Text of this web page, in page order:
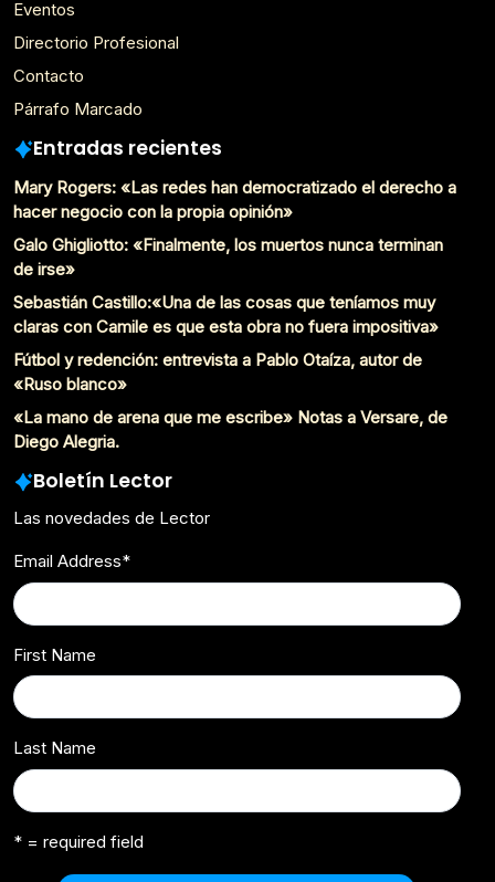
Eventos
Directorio Profesional
Contacto
Párrafo Marcado
Entradas recientes
Mary Rogers: «Las redes han democratizado el derecho a
hacer negocio con la propia opinión»
Galo Ghigliotto: «Finalmente, los muertos nunca terminan
de irse»
Sebastián Castillo:«Una de las cosas que teníamos muy
claras con Camile es que esta obra no fuera impositiva»
Fútbol y redención: entrevista a Pablo Otaíza, autor de
«Ruso blanco»
«La mano de arena que me escribe» Notas a Versare, de
Diego Alegria.
Boletín Lector
Las novedades de Lector
Email Address*
First Name
Last Name
* = required field